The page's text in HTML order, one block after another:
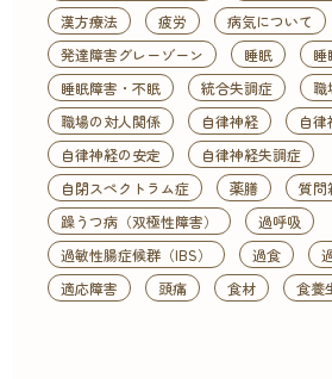
漢方療法
疲労
病気について
発達障害グレーゾーン
睡眠 睡
睡眠障害・不眠
統合失調症
職
職場の対人関係
自律神経
自
自律神経の安定
自律神経失調症
自閉スペクトラム症
薬膳
質問
躁うつ病（双極性障害）
過呼吸
過敏性腸症候群（IBS）
過食
適応障害
頭痛 食材 食養